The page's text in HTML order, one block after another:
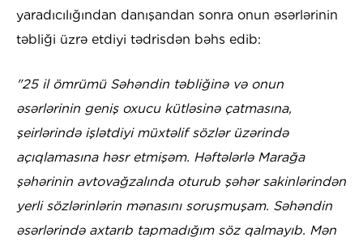
yaradıcılığından danışandan sonra onun əsərlərinin
təbliği üzrə etdiyi tədrisdən bəhs edib:
"25 il ömrümü Səhəndin təbliğinə və onun
əsərlərinin geniş oxucu kütləsinə çatmasına,
şeirlərində işlətdiyi müxtəlif sözlər üzərində
açıqlamasına həsr etmişəm. Həftələrlə Marağa
şəhərinin avtovağzalında oturub şəhər sakinlərindən
yerli sözlərinlərin mənasını soruşmuşam. Səhəndin
əsərlərində axtarıb tapmadığım söz qalmayıb. Mən